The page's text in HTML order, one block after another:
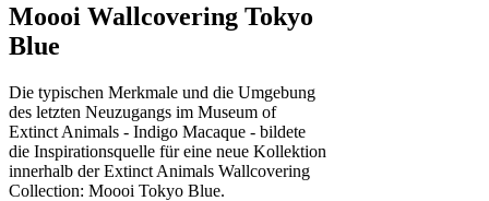
Moooi Wallcovering Tokyo
Blue
Die typischen Merkmale und die Umgebung
des letzten Neuzugangs im Museum of
Extinct Animals - Indigo Macaque - bildete
die Inspirationsquelle für eine neue Kollektion
innerhalb der Extinct Animals Wallcovering
Collection: Moooi Tokyo Blue.